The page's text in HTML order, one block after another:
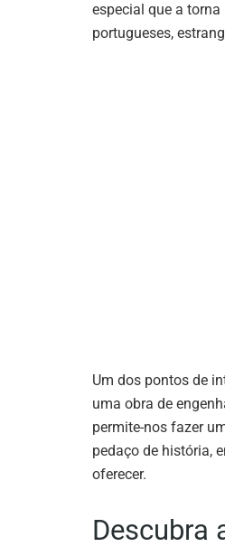
especial que a
portugueses,
Um dos pontos de
uma obra de
permite-nos fazer
pedaço de história,
oferecer.
Descubra